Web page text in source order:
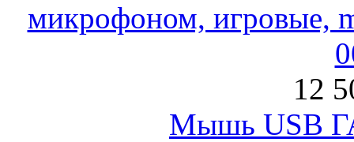
микрофоном, игровые,
12
Мышь USB